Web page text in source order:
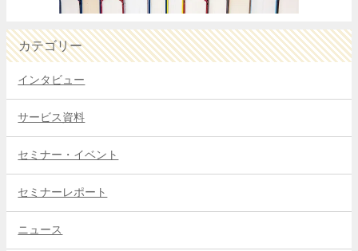
カテゴリー
インタビュー
サービス資料
セミナー・イベント
セミナーレポート
ニュース